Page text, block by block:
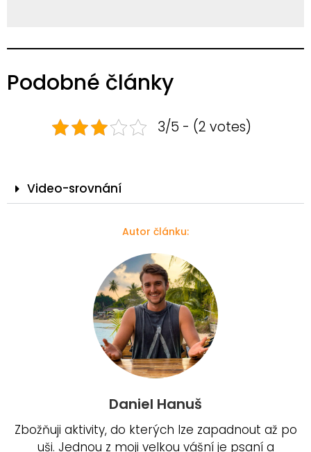
Podobné články
3/5 - (2 votes)
Video-srovnání
Autor článku:
Daniel Hanuš
Zbožňuji aktivity, do kterých lze zapadnout až po
uši. Jednou z moji velkou vášní je psaní a